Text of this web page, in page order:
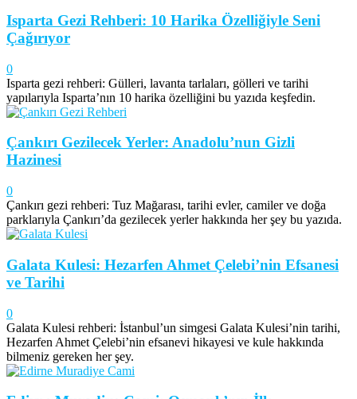
Isparta Gezi Rehberi: 10 Harika Özelliğiyle Seni
Çağırıyor
0
Isparta gezi rehberi: Gülleri, lavanta tarlaları, gölleri ve tarihi
yapılarıyla Isparta’nın 10 harika özelliğini bu yazıda keşfedin.
Çankırı Gezilecek Yerler: Anadolu’nun Gizli
Hazinesi
0
Çankırı gezi rehberi: Tuz Mağarası, tarihi evler, camiler ve doğa
parklarıyla Çankırı’da gezilecek yerler hakkında her şey bu yazıda.
Galata Kulesi: Hezarfen Ahmet Çelebi’nin Efsanesi
ve Tarihi
0
Galata Kulesi rehberi: İstanbul’un simgesi Galata Kulesi’nin tarihi,
Hezarfen Ahmet Çelebi’nin efsanevi hikayesi ve kule hakkında
bilmeniz gereken her şey.